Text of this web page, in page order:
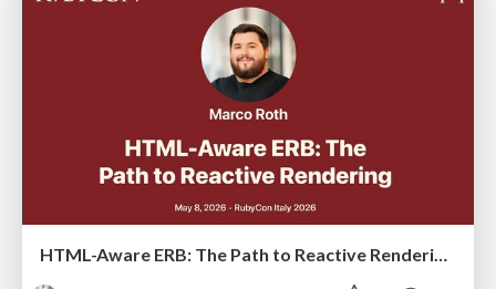
HTML-Aware ERB: The Path to Reactive Rendering @ RubyCon 2026, Rimini, Italy